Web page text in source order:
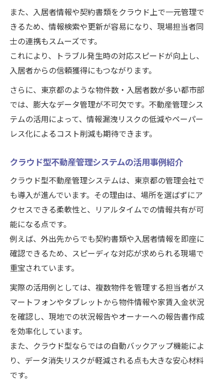
する方法
導入時のトラブル回避術と安定運用への対
策
クラウド型不動産管理システム移行時の注
意点
業務効率化を叶えるシステム活用の流れ
不動産管理システムで家賃入金確認を自動
化する
契約更新業務をシステム化して漏れを防ぐ
基幹システム連携で不動産管理業務を効率
化する
API連携でシステム間データ管理を一元化す
る流れ
不動産会計ソフトと管理システムの活用事
例
不動産管理システム選定時の注意点とは
整理
システム選定時に比較すべき機能と操作性
の違い
サポート体制重視の不動産管理システム選
び方
また、入居者情報や契約書類をクラウド上で一元管理で
きるため、情報検索や更新が容易になり、現場担当者同
士の連携もスムーズです。
これにより、トラブル発生時の対応スピードが向上し、
入居者からの信頼獲得にもつながります。
さらに、東京都のような物件数・入居者数が多い都市部
では、膨大なデータ管理が不可欠です。不動産管理シス
テムの活用によって、情報漏洩リスクの低減やペーパー
レス化によるコスト削減も期待できます。
クラウド型不動産管理システムの活用事例紹介
クラウド型不動産管理システムは、東京都の管理会社で
も導入が進んでいます。その理由は、場所を選ばずにア
クセスできる柔軟性と、リアルタイムでの情報共有が可
能になる点です。
例えば、外出先からでも契約書類や入居者情報を即座に
確認できるため、スピーディな対応が求められる現場で
重宝されています。
実際の活用例としては、複数物件を管理する担当者がス
マートフォンやタブレットから物件情報や家賃入金状況
を確認し、現地での状況報告やオーナーへの報告書作成
を効率化しています。
また、クラウド型ならではの自動バックアップ機能によ
り、データ消失リスクが軽減される点も大きな安心材料
です。